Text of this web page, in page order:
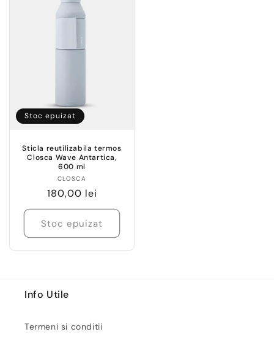
Stoc epuizat
Sticla reutilizabila termos
Closca Wave Antartica,
600 ml
Vânzător:
CLOSCA
Preț
obișnuit
180,00 lei
Stoc epuizat
Info Utile
Termeni si conditii